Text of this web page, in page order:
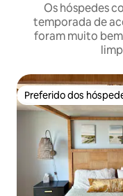
Os hóspedes
temporada de
foram muito
Preferido dos
Preferido dos